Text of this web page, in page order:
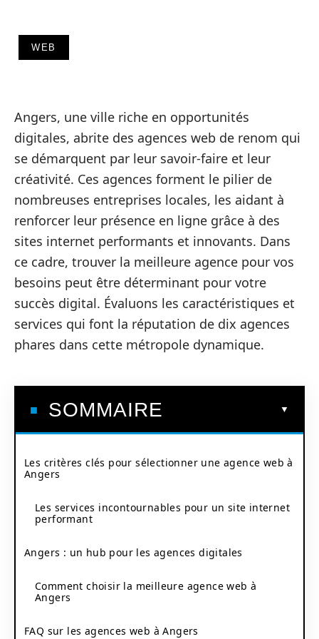
WEB
Angers, une ville riche en opportunités
digitales, abrite des agences web de renom qui
se démarquent par leur savoir-faire et leur
créativité. Ces agences forment le pilier de
nombreuses entreprises locales, les aidant à
renforcer leur présence en ligne grâce à des
sites internet performants et innovants. Dans
ce cadre, trouver la meilleure agence pour vos
besoins peut être déterminant pour votre
succès digital. Évaluons les caractéristiques et
services qui font la réputation de dix agences
phares dans cette métropole dynamique.
SOMMAIRE
Les critères clés pour sélectionner une agence web à
Angers
Les services incontournables pour un site internet
performant
Angers : un hub pour les agences digitales
Comment choisir la meilleure agence web à
Angers
FAQ sur les agences web à Angers